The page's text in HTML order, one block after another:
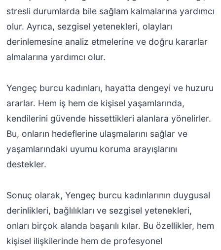
stresli durumlarda bile sağlam kalmalarına yardımcı
olur. Ayrıca, sezgisel yetenekleri, olayları
derinlemesine analiz etmelerine ve doğru kararlar
almalarına yardımcı olur.
Yengeç burcu kadınları, hayatta dengeyi ve huzuru
ararlar. Hem iş hem de kişisel yaşamlarında,
kendilerini güvende hissettikleri alanlara yönelirler.
Bu, onların hedeflerine ulaşmalarını sağlar ve
yaşamlarındaki uyumu koruma arayışlarını
destekler.
Sonuç olarak, Yengeç burcu kadınlarının duygusal
derinlikleri, bağlılıkları ve sezgisel yetenekleri,
onları birçok alanda başarılı kılar. Bu özellikler, hem
kişisel ilişkilerinde hem de profesyonel